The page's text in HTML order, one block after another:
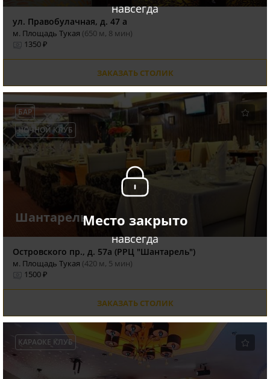
навсегда
ул. Правобулачная, д. 47 а
м. Площадь Тукая (650 м, 8 мин)
1350 ₽
ЗАКАЗАТЬ СТОЛИК
Место закрыто
навсегда
БАР
НОЧНОЙ КЛУБ
Шантарель
Островского пр., д. 57а (РРЦ "Шантарель")
м. Площадь Тукая (420 м, 5 мин)
1500 ₽
ЗАКАЗАТЬ СТОЛИК
КАРАОКЕ КЛУБ